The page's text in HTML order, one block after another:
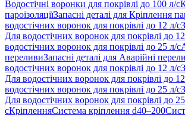
Водостічні воронки для покрівлі до 100 л/с
пароізоляціїЗапасні деталі для Кріплення
водостічних воронок для покрівлі до 12 л/с
Для водостічних воронок для покрівлі до
водостічних воронок для покрівлі до 25 л/с
переливиЗапасні деталі для Аварійні
водостічних воронок для покрівлі до 12 л/с
Для водостічних воронок для покрівлі до
водостічних воронок для покрівлі до 25 л/с
Для водостічних воронок для покрівлі до
сКріпленняСистема кріплення d40–200